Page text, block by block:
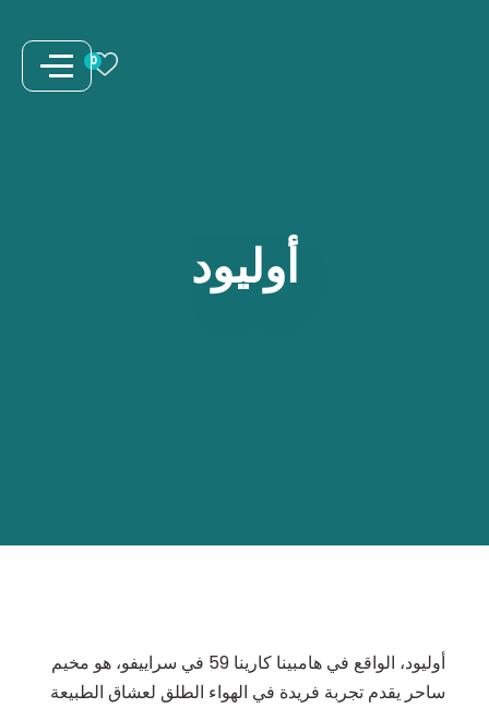
0
أوليود
أوليود، الواقع في هامبينا كارينا 59 في سراييفو، هو مخيم
ساحر يقدم تجربة فريدة في الهواء الطلق لعشاق الطبيعة